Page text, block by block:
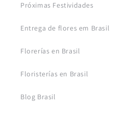
Próximas Festividades
Entrega de flores em Brasil
Florerías en Brasil
Floristerías en Brasil
Blog Brasil